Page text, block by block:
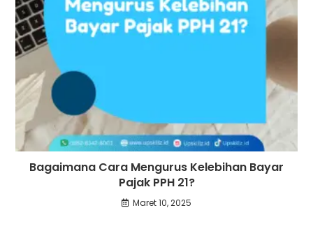
Bagaimana Cara Mengurus Kelebihan Bayar
Pajak PPH 21?
Maret 10, 2025